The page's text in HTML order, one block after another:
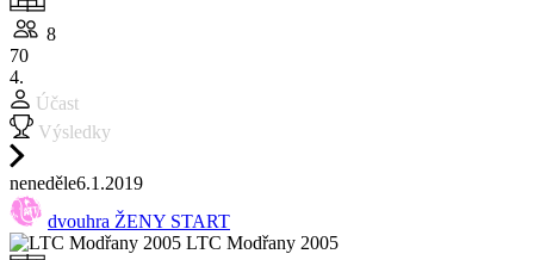
8
70
4.
Účast
Výsledky
neneděle6.1.2019
dvouhra ŽENY START
LTC Modřany 2005